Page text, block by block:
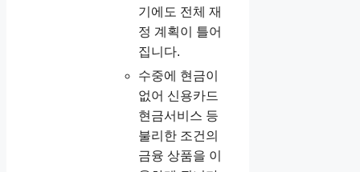
기에도 전체 재
정 계획이 틀어
집니다.
수중에 현금이
없어 신용카드
현금서비스 등
불리한 조건의
금융 상품을 이